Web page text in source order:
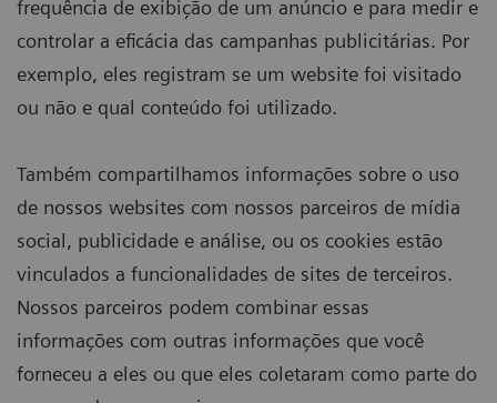
frequência de exibição de um anúncio e para medir e
controlar a eficácia das campanhas publicitárias. Por
exemplo, eles registram se um website foi visitado
ou não e qual conteúdo foi utilizado.
Também compartilhamos informações sobre o uso
de nossos websites com nossos parceiros de mídia
social, publicidade e análise, ou os cookies estão
vinculados a funcionalidades de sites de terceiros.
Nossos parceiros podem combinar essas
informações com outras informações que você
forneceu a eles ou que eles coletaram como parte do